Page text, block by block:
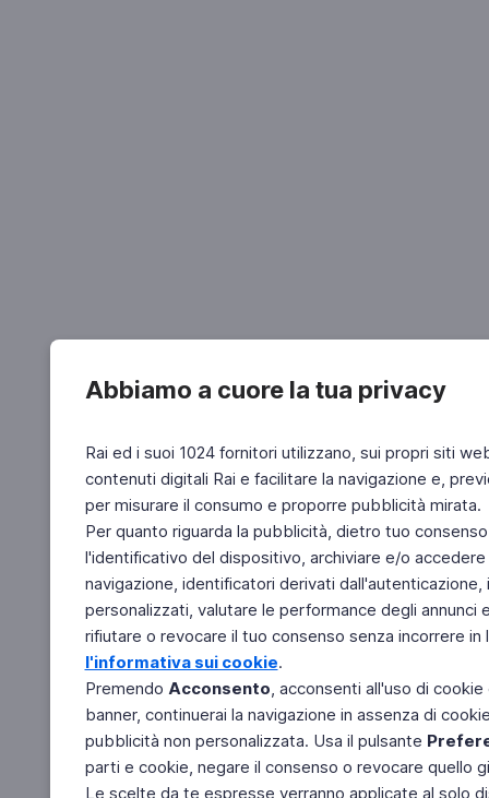
Abbiamo a cuore la tua privacy
Rai ed i suoi 1024 fornitori utilizzano, sui propri siti
contenuti digitali Rai e facilitare la navigazione e,
per misurare il consumo e proporre pubblicità mirata.
Per quanto riguarda la pubblicità, dietro tuo
l'identificativo del dispositivo, archiviare e/o
navigazione, identificatori derivati
personalizzati, valutare le performance degli
rifiutare o revocare il tuo consenso senza incorrere
l'informativa sui cookie.
Premendo Acconsento, acconsenti all'uso di
banner, continuerai la navigazione in assenza di
pubblicità non personalizzata. Usa il pulsante
parti e cookie, negare il consenso o revocare quello
Le scelte da te espresse verranno applicate al solo